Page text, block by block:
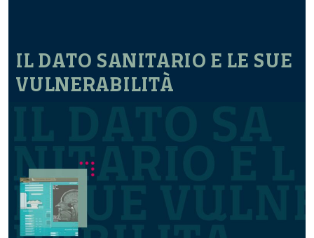
IL DATO SANITARIO E LE SUE
VULNERABILITÀ